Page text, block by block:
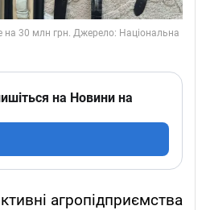
на Новини на
агропідприємства